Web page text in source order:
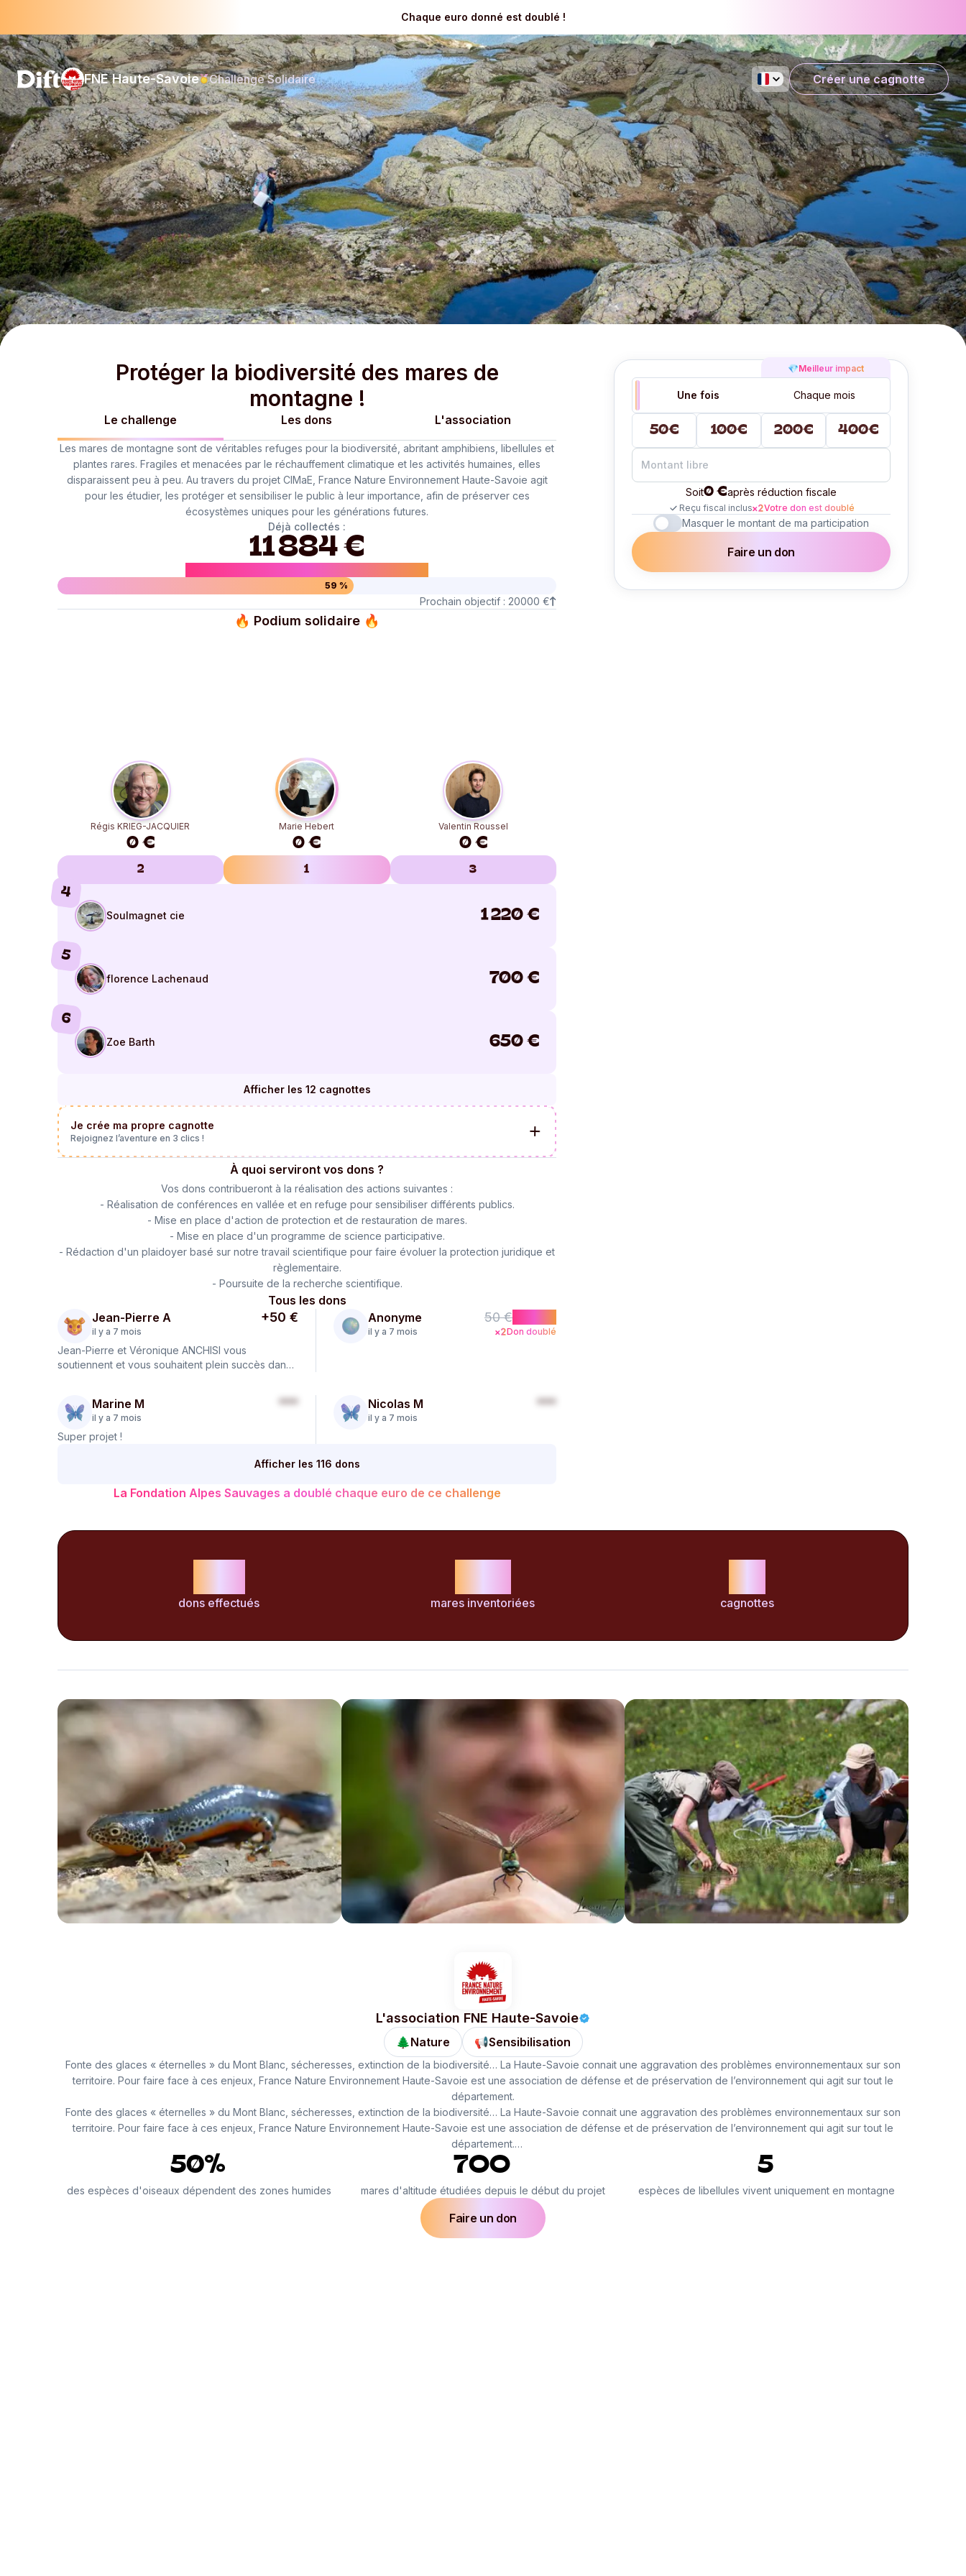
Chaque euro donné est doublé !
FNE Haute-Savoie Challenge Solidaire Créer une cagnotte
Une fois Chaque mois
💎Meilleur impact
50€ 100€ 200€ 400€
Soit0 €après réduction fiscale
Reçu fiscal inclus Votre don est doublé
Masquer le montant de ma participation
Faire un don
Protéger la biodiversité des mares de
montagne !
Le challenge Les dons L'association
Les mares de montagne sont de véritables refuges pour la biodiversité, abritant amphibiens, libellules et
plantes rares. Fragiles et menacées par le réchauffement climatique et les activités humaines, elles
disparaissent peu à peu. Au travers du projet CIMaE, France Nature Environnement Haute-Savoie agit
pour les étudier, les protéger et sensibiliser le public à leur importance, afin de préserver ces
écosystèmes uniques pour les générations futures.
Déjà collectés :
11 884 €
59 %
Prochain objectif : 20000 €
🔥 Podium solidaire 🔥
Marie Hebert
0 €
1
Régis KRIEG-JACQUIER
0 €
2
Valentin Roussel
0 €
3
4
Soulmagnet cie 1 220 €
5
florence Lachenaud 700 €
6
Zoe Barth 650 €
Afficher les 12 cagnottes
Je crée ma propre cagnotte
Rejoignez l’aventure en 3 clics !
À quoi serviront vos dons ?
Vos dons contribueront à la réalisation des actions suivantes :
- Réalisation de conférences en vallée et en refuge pour sensibiliser différents publics.
- Mise en place d'action de protection et de restauration de mares.
- Mise en place d'un programme de science participative.
- Rédaction d'un plaidoyer basé sur notre travail scientifique pour faire évoluer la protection juridique et
règlementaire.
- Poursuite de la recherche scientifique.
Tous les dons
Jean-Pierre A
il y a 7 mois
+50 €
Jean-Pierre et Véronique ANCHISI vous
soutiennent et vous souhaitent plein succès dans
Anonyme
il y a 7 mois
50 €
Don doublé
Marine M
il y a 7 mois
***
Super projet !
Nicolas M
il y a 7 mois
***
Afficher les 116 dons
La Fondation Alpes Sauvages a doublé chaque euro de ce challenge
dons effectués mares inventoriées cagnottes
L'association FNE Haute-Savoie
🌲Nature 📢Sensibilisation
Fonte des glaces « éternelles » du Mont Blanc, sécheresses, extinction de la biodiversité… La Haute-Savoie connait une aggravation des problèmes environnementaux sur son
territoire. Pour faire face à ces enjeux, France Nature Environnement Haute-Savoie est une association de défense et de préservation de l’environnement qui agit sur tout le
Fonte des glaces « éternelles » du Mont Blanc, sécheresses, extinction de la biodiversité… La Haute-Savoie connait une aggravation des problèmes environnementaux sur son
territoire. Pour faire face à ces enjeux, France Nature Environnement Haute-Savoie est une association de défense et de préservation de l’environnement qui agit sur tout le
département.
Nous protégeons la biodiversité des mares d’altitude grâce à un suivi précis de la faune sur de nombreux sites en France. L’étude de ces écosystèmes, jusque là ignorés par la
science, permet de mieux comprendre leur fonctionnement et d’élaborer des solutions concrètes. Ces actions reposent sur une collaboration étroite avec les acteurs de la
50%
des espèces d'oiseaux dépendent des zones humides
7OO
mares d'altitude étudiées depuis le début du projet
5
espèces de libellules vivent uniquement en montagne
Faire un don